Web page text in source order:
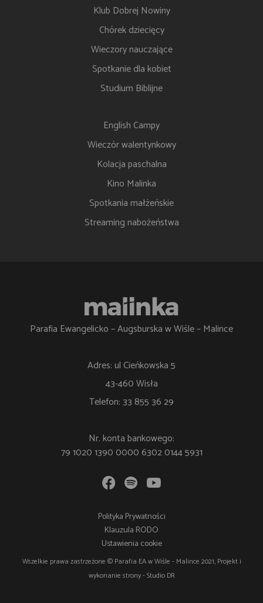
Klub Dobrej Nowiny
Chórek dziecięcy
Wieczory nauczające
Spotkanie dla kobiet
Studium Biblijne
English Campy
Wieczór walentynkowy
Kolacja paschalna
Kino Malinka
Spotkania małżeńskie
Streaming nabożeństwa
Parafia Ewangelicko – Augsburska w Wiśle – Malince
Adres: ul Cieńkowska 5
43-460 Wisła
Telefon: 33 855 36 29
Nr. konta bankowego:
79 1020 1390 0000 6302 0144 5931
Polityka Prywatności
Klauzula RODO
Ustawienia cookie
Wszelkie prawa zastrzeżone © Parafia EA w Wiśle - Malince 2021, Projekt i
wykonanie strony -Studio DR